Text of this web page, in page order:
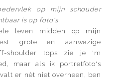
op mijn schouder
is op foto's
leven midden op mijn
grote en aanwezige
shoulder tops zie je 'm
maar als ik portretfoto's
er nèt niet overheen, ben